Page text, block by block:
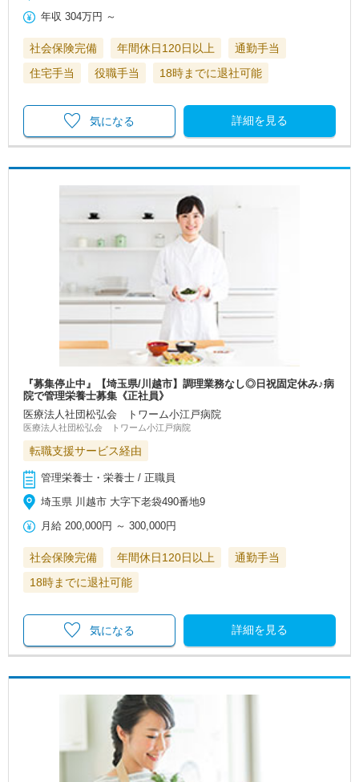
年収 304万円 ～
社会保険完備 年間休日120日以上
通勤手当
住宅手当
役職手当 18時までに退社可能
詳細を見る
気になる
『募集停止中』【埼玉県/川越市】調理業務なし◎日祝固定休み♪病
院で管理栄養士募集《正社員》
医療法人社団松弘会 トワーム小江戸病院
医療法人社団松弘会 トワーム小江戸病院
転職支援サービス経由
管理栄養士・栄養士 / 正職員
埼玉県 川越市 大字下老袋490番地9
月給 200,000円 ～300,000円
社会保険完備 年間休日120日以上
通勤手当
18時までに退社可能
詳細を見る
気になる